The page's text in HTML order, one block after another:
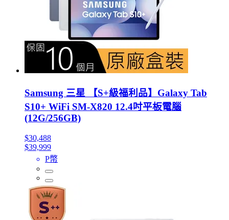
Samsung 三星 【S+級福利品】Galaxy Tab
S10+ WiFi SM-X820 12.4吋平板電腦
(12G/256GB)
$30,488
$39,999
P幣